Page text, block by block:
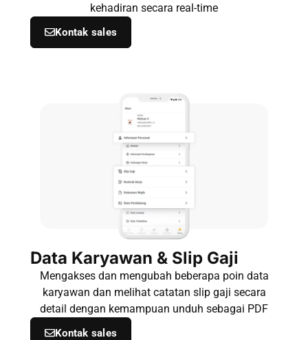
kehadiran secara real-time
Kontak sales
Data Karyawan & Slip Gaji
Mengakses dan mengubah beberapa poin data
karyawan dan melihat catatan slip gaji secara
detail dengan kemampuan unduh sebagai PDF
Kontak sales